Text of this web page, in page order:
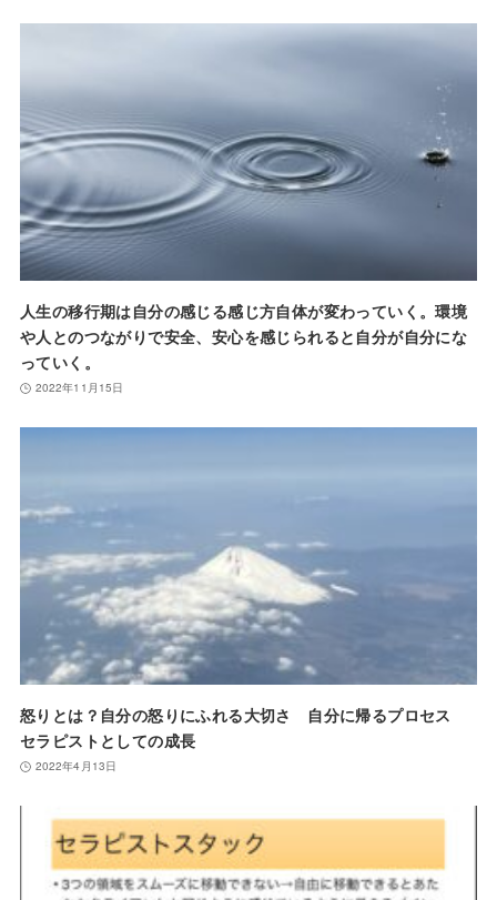
人生の移行期は自分の感じる感じ方自体が変わっていく。環境
や人とのつながりで安全、安心を感じられると自分が自分にな
っていく。
2022年11月15日
怒りとは？自分の怒りにふれる大切さ 自分に帰るプロセス
セラピストとしての成長
2022年4月13日